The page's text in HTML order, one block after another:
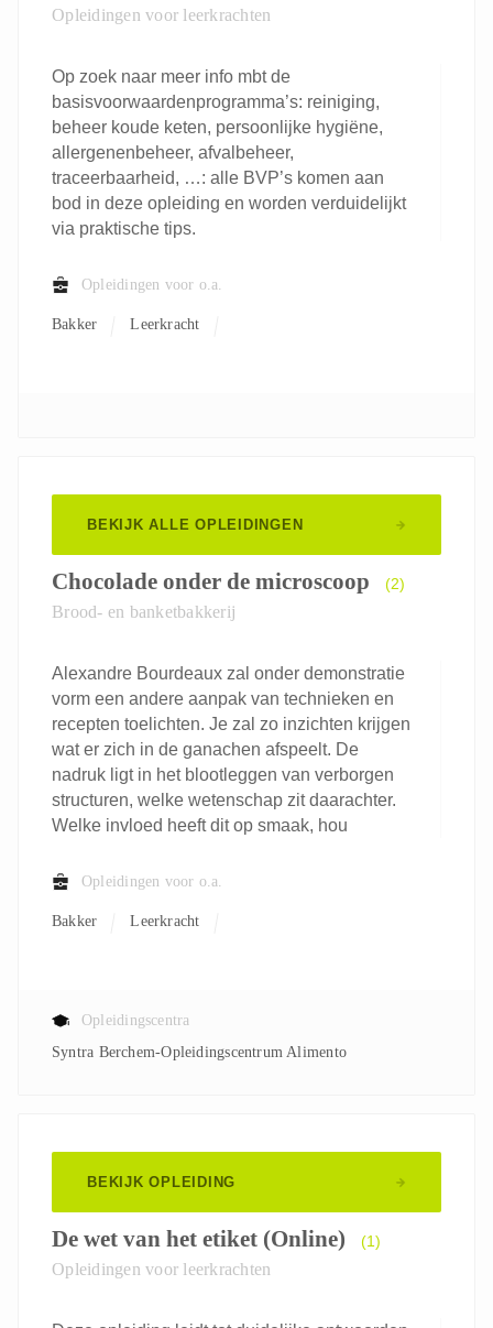
Opleidingen voor leerkrachten
Op zoek naar meer info mbt de
basisvoorwaardenprogramma’s: reiniging,
beheer koude keten, persoonlijke hygiëne,
allergenenbeheer, afvalbeheer,
traceerbaarheid, …: alle BVP’s komen aan
bod in deze opleiding en worden verduidelijkt
via praktische tips.
Opleidingen voor o.a.
Bakker Leerkracht
BEKIJK ALLE OPLEIDINGEN
Chocolade onder de microscoop (2)
Brood- en banketbakkerij
Alexandre Bourdeaux zal onder demonstratie
vorm een andere aanpak van technieken en
recepten toelichten. Je zal zo inzichten krijgen
wat er zich in de ganachen afspeelt. De
nadruk ligt in het blootleggen van verborgen
structuren, welke wetenschap zit daarachter.
Welke invloed heeft dit op smaak, hou
Opleidingen voor o.a.
Bakker Leerkracht
Opleidingscentra
Syntra Berchem-Opleidingscentrum Alimento
BEKIJK OPLEIDING
De wet van het etiket (Online) (1)
Opleidingen voor leerkrachten